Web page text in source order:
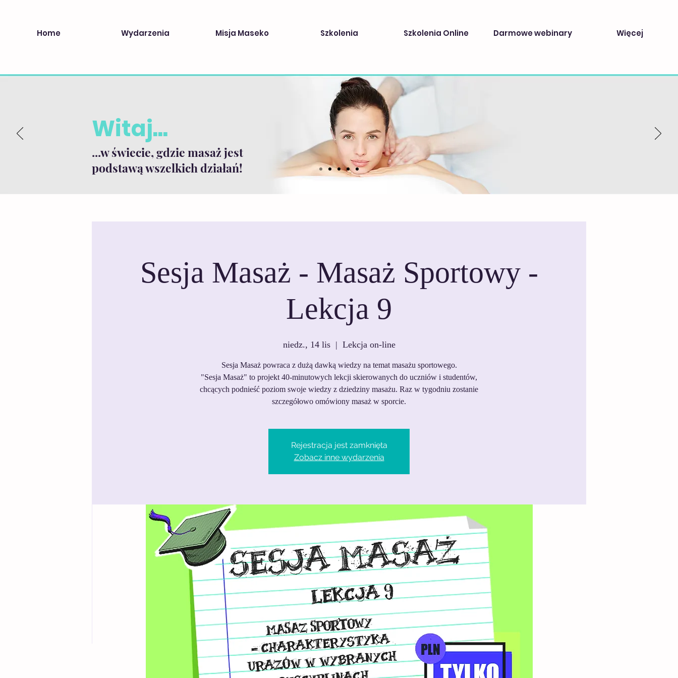
Home Wydarzenia Misja Maseko Szkolenia Szkolenia Online Darmowe webinary Więcej
Witaj...
...w świecie, gdzie masaż jest
podstawą wszelkich działań!
Sesja Masaż - Masaż Sportowy -
Lekcja 9
niedz., 14 lis
  |
Lekcja on-line
Sesja Masaż powraca z dużą dawką wiedzy na temat masażu sportowego.
"Sesja Masaż" to projekt 40-minutowych lekcji skierowanych do uczniów i studentów,
chcących podnieść poziom swoje wiedzy z dziedziny masażu. Raz w tygodniu zostanie
szczegółowo omówiony masaż w sporcie.
Rejestracja jest zamknięta
Zobacz inne wydarzenia